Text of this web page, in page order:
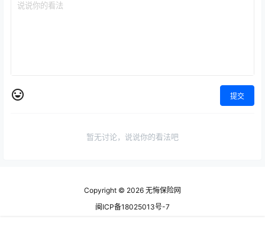
提交
暂无讨论，说说你的看法吧
Copyright © 2026 无悔保险网
闽ICP备18025013号-7